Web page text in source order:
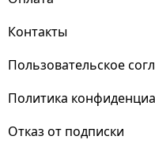
Контакты
Пользовательское
Политика
Отказ от подписки